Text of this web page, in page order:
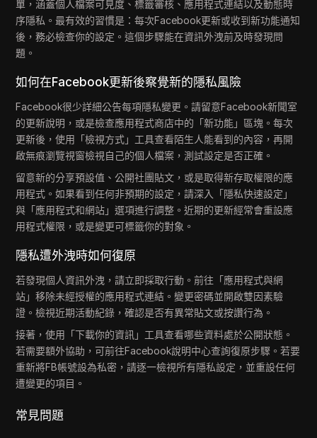
單，涵蓋個人檔案可見度、標籤審核、應用程式連結以及動態時
序隱私。最有效的習慣是：每次Facebook更新或收到新功能通知
後，務必檢查你的設定。這個步驟能在資訊外洩前及時發現問
題。
如何在Facebook更新後察覺新的隱私風險
Facebook很少詳細公告每項隱私變更。請留意Facebook新聞室
的更新說明，或是檢查應用程式商店中的「新功能」區塊。每次
更新後，使用「檢視方式」工具查看陌生人能看到的內容，再開
啟無痕瀏覽視窗檢視自己的個人檔案，測試設定是否正確。
留意新的分享預設值、公開社團貼文，或是取得新存取權限的應
用程式。如果看到任何非預期的設定，請深入「隱私快速設定」
與「應用程式和網站」選項進行調整。近期的更新經常會重設應
用程式權限，或是變更可標籤你的對象。
隱私遭外洩時如何復原
若發現個人資訊外洩，請立即採取行動。前往「應用程式與網
站」移除未經授權的應用程式連結。變更密碼並開啟雙因素驗
證。檢視近期活動紀錄，確認是否有異常貼文或按讚行為。
接著，使用「下載你的資訊」工具查看哪些資料處於公開狀態。
若需要額外協助，可前往Facebook說明中心查詢復原步驟。若要
重新將FB帳號設為私密，請逐一檢視所有隱私設定，並重設任何
遭變更的項目。
常見問題